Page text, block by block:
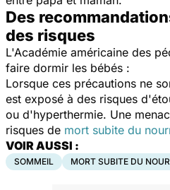
Des
des risques
L'Académie américaine des
faire dormir les bébés :
Lorsque ces précautions ne
est exposé à des risques
ou d'hyperthermie. Une
risques de mort subite du
VOIR AUSSI :
SOMMEIL MORT SUBITE DU